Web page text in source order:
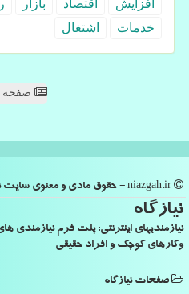
افزایش اقتصاد بازار
خدمات
اشتغال
صفحه
نیازگاه
نیازمندیهای اینترنتی: پلت فرم
وکارهای کوچک و افراد حقیقی
صفحات نیازگاه